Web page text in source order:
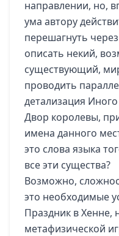
направлении, но,
ума автору
перешагнуть
описать некий,
существующий,
проводить
детализация
Двор королевы,
имена данного
это слова языка
все эти существа?
Возможно,
это необходимые
Праздник в Хенне,
метафизической